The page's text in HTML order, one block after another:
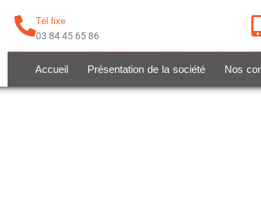
Tél fixe
03 84 45 65 86
Accueil Présentation de la société Nos